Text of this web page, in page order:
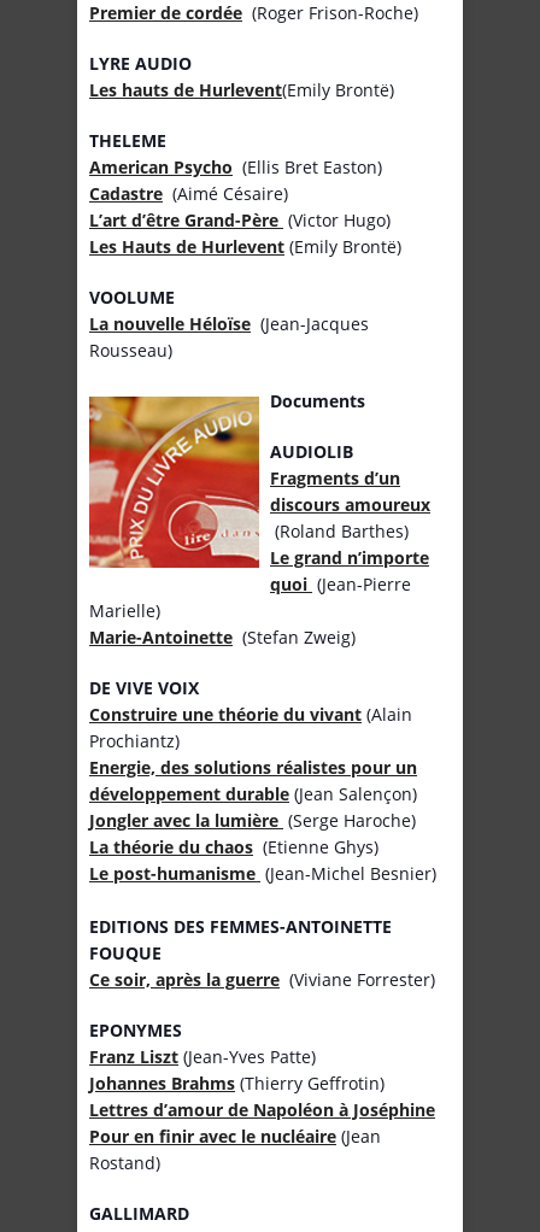
Premier de cordée (Roger Frison-Roche)
LYRE AUDIO
Les hauts de Hurlevent(Emily Brontë)
THELEME
American Psycho (Ellis Bret Easton)
Cadastre (Aimé Césaire)
L’art d’être Grand-Père (Victor Hugo)
Les Hauts de Hurlevent (Emily Brontë)
VOOLUME
La nouvelle Héloïse (Jean-Jacques
Rousseau)
Documents
AUDIOLIB
Fragments d’un
discours amoureux
(Roland Barthes)
Le grand n’importe
quoi (Jean-Pierre
Marielle)
Marie-Antoinette (Stefan Zweig)
DE VIVE VOIX
Construire une théorie du vivant (Alain
Prochiantz)
Energie, des solutions réalistes pour un
développement durable (Jean Salençon)
Jongler avec la lumière (Serge Haroche)
La théorie du chaos (Etienne Ghys)
Le post-humanisme (Jean-Michel Besnier)
EDITIONS DES FEMMES-ANTOINETTE
FOUQUE
Ce soir, après la guerre (Viviane Forrester)
EPONYMES
Franz Liszt (Jean-Yves Patte)
Johannes Brahms (Thierry Geffrotin)
Lettres d’amour de Napoléon à Joséphine
Pour en finir avec le nucléaire (Jean
Rostand)
GALLIMARD